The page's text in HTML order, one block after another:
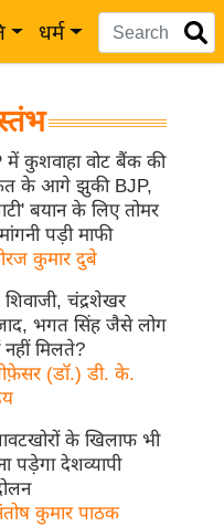
धर्म
में कुशवाहा वोट बैंक की
के आगे झुकी BJP,
बयान के लिए तोमर
पड़ी माफी
कुमार दुबे
चंद्रशेखर
भगत सिंह जैसे लोग
नहीं मिलते?
(डॉ.) डी. के.
के खिलाफ भी
पड़ेगा देशव्यापी
कुमार पाठक